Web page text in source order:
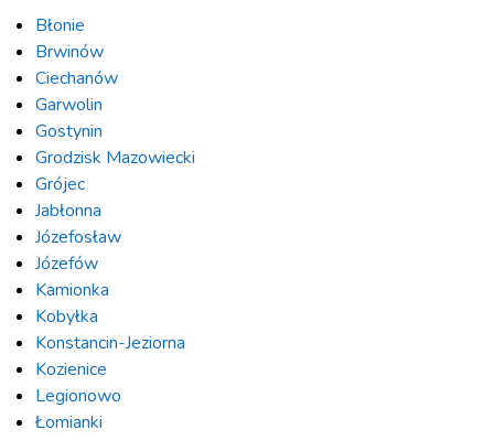
Błonie
Brwinów
Ciechanów
Garwolin
Gostynin
Grodzisk Mazowiecki
Grójec
Jabłonna
Józefosław
Józefów
Kamionka
Kobyłka
Konstancin-Jeziorna
Kozienice
Legionowo
Łomianki